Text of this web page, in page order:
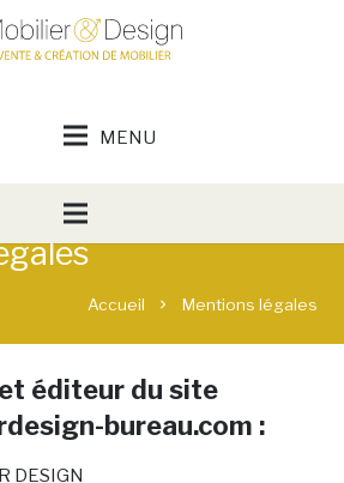
Accueil chevron_right Mentions légales
éditeur du site
bureau.com :
DESIGN